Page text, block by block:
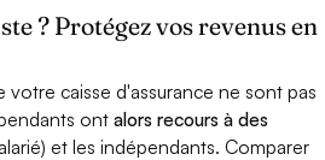
? Protégez vos revenus en
caisse d'assurance ne sont pas
ontalors recours à des
et les indépendants. Comparer